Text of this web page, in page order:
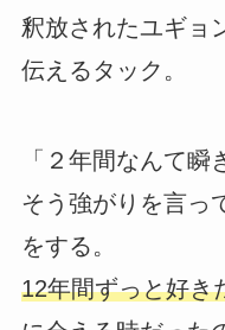
釈放されたユギョ
伝えるタック。
「２年間なんて
そう強がりを言っ
をする。
12年間ずっと好き